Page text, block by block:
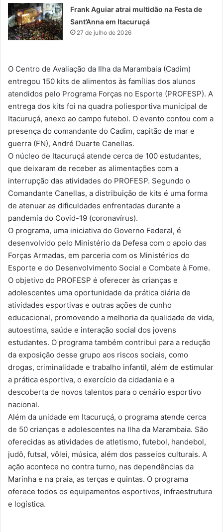
Frank Aguiar atrai multidão na Festa de
Sant’Anna em Itacuruçá
27 de julho de 2026
O Centro de Avaliação da Ilha da Marambaia (Cadim)
entregou 150 kits de alimentos às famílias dos alunos
atendidos pelo Programa Forças no Esporte (PROFESP). A
entrega dos kits foi na quadra poliesportiva municipal de
Itacuruçá, anexo ao campo futebol. O evento contou com a
presença do comandante do Cadim, capitão de mar e
guerra (FN), André Duarte Canellas.
O núcleo de Itacuruçá atende cerca de 100 estudantes,
que deixaram de receber as alimentações com a
interrupção das atividades do PROFESP. Segundo o
Comandante Canellas, a distribuição de kits é uma forma
de atenuar as dificuldades enfrentadas durante a
pandemia do Covid-19 (coronavírus).
O programa, uma iniciativa do Governo Federal, é
desenvolvido pelo Ministério da Defesa com o apoio das
Forças Armadas, em parceria com os Ministérios do
Esporte e do Desenvolvimento Social e Combate à Fome.
O objetivo do PROFESP é oferecer às crianças e
adolescentes uma oportunidade da prática diária de
atividades esportivas e outras ações de cunho
educacional, promovendo a melhoria da qualidade de vida,
autoestima, saúde e interação social dos jovens
estudantes. O programa também contribui para a redução
da exposição desse grupo aos riscos sociais, como
drogas, criminalidade e trabalho infantil, além de estimular
a prática esportiva, o exercício da cidadania e a
descoberta de novos talentos para o cenário esportivo
nacional.
Além da unidade em Itacuruçá, o programa atende cerca
de 50 crianças e adolescentes na Ilha da Marambaia. São
oferecidas as atividades de atletismo, futebol, handebol,
judô, futsal, vôlei, música, além dos passeios culturais. A
ação acontece no contra turno, nas dependências da
Marinha e na praia, as terças e quintas. O programa
oferece todos os equipamentos esportivos, infraestrutura
e logística.